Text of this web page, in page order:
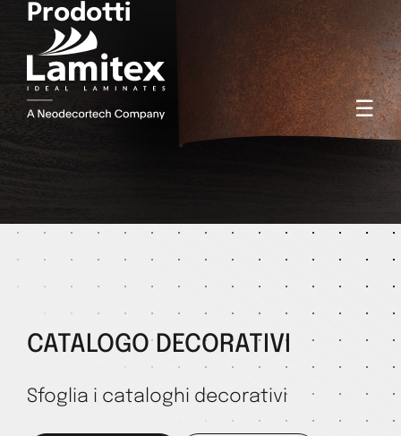
☰
Prodotti
CATALOGO DECORATIVI
Sfoglia i cataloghi decorativi